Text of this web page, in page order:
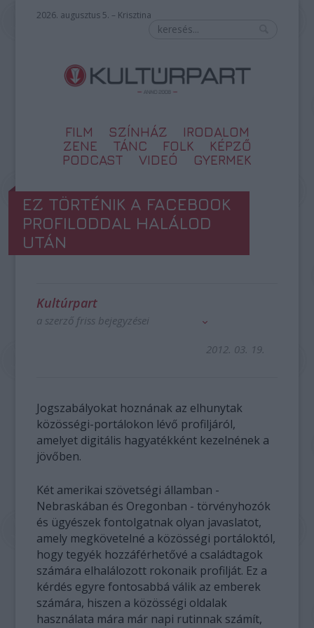
2026. augusztus 5. – Krisztina
FILM SZÍNHÁZ
IRODALOM
ZENE
TÁNC FOLK
KÉPZŐ
PODCAST
VIDEÓ GYERMEK
EZ TÖRTÉNIK A FACEBOOK
PROFILODDAL HALÁLOD
UTÁN
Kultúrpart
a szerző friss bejegyzései
2012. 03. 19.
Jogszabályokat hoznának az elhunytak
közösségi-portálokon lévő profiljáról,
amelyet digitális hagyatékként kezelnének a
jövőben.
Két amerikai szövetségi államban -
Nebraskában és Oregonban - törvényhozók
és ügyészek fontolgatnak olyan javaslatot,
amely megkövetelné a közösségi portáloktól,
hogy tegyék hozzáférhetővé a családtagok
számára elhalálozott rokonaik profilját. Ez a
kérdés egyre fontosabbá válik az emberek
számára, hiszen a közösségi oldalak
használata mára már napi rutinnak számít,